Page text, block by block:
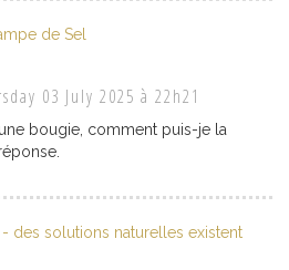
de Sel
03 July 2025 à 22h21
bougie, comment puis-je la
des solutions naturelles existent